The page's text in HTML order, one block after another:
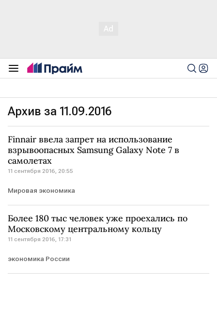
Архив за 11.09.2016
Finnair ввела запрет на использование
взрывоопасных Samsung Galaxy Note 7 в
самолетах
11 сентября 2016, 20:55
Мировая экономика
Более 180 тыс человек уже проехались по
Московскому центральному кольцу
11 сентября 2016, 17:31
экономика России